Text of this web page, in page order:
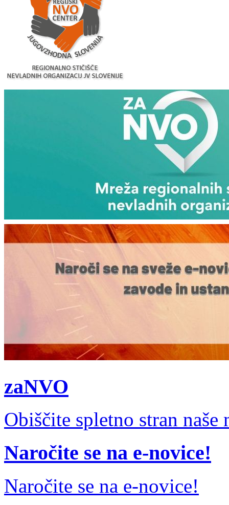
zaNVO
Obiščite spletno stran naše
Naročite se na e-novice!
Naročite se na e-novice!